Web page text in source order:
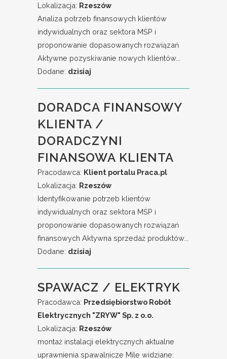
Lokalizacja: Rzeszów
Analiza potrzeb finansowych klientów
indywidualnych oraz sektora MŚP i
proponowanie dopasowanych rozwiązań
Aktywne pozyskiwanie nowych klientów...
Dodane: dzisiaj
DORADCA FINANSOWY
KLIENTA /
DORADCZYNI
FINANSOWA KLIENTA
Pracodawca: Klient portalu Praca.pl
Lokalizacja: Rzeszów
Identyfikowanie potrzeb klientów
indywidualnych oraz sektora MŚP i
proponowanie dopasowanych rozwiązań
finansowych Aktywna sprzedaż produktów...
Dodane: dzisiaj
SPAWACZ / ELEKTRYK
Pracodawca: Przedsiębiorstwo Robót
Elektrycznych "ZRYW" Sp. z o.o.
Lokalizacja: Rzeszów
montaż instalacji elektrycznych aktualne
uprawnienia spawalnicze Mile widziane: